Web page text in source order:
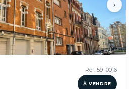
›
Réf. 59_0016
À VENDRE